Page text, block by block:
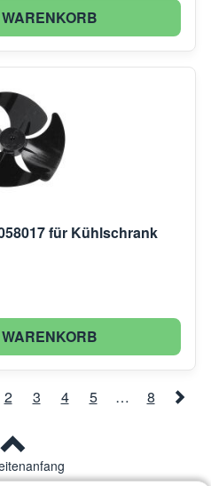
für Kühlschrank
2 3 4 5 … 8